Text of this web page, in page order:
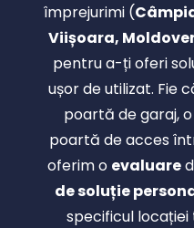
împrejurimi (
Viișoara,
pentru a-ți oferi
ușor de utilizat. Fie
poartă de garaj,
poartă de acces
oferim o evaluare
de soluție
specificul locației